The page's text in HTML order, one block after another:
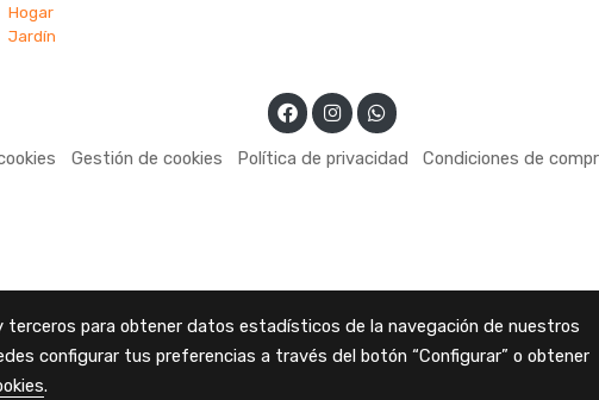
Hogar
Jardín
Gestión de cookies Política de privacidad Condiciones de
terceros para obtener datos estadísticos de la navegación de nuestros
configurar tus preferencias a través del botón “Configurar” o obtener
.